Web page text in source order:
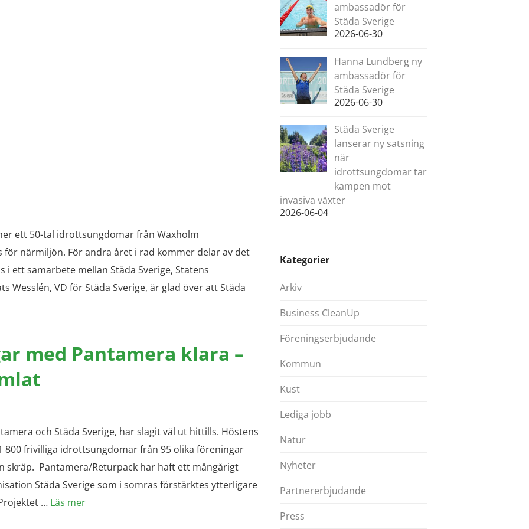
ett 50-tal idrottsungdomar från Waxholm
närmiljön. För andra året i rad kommer delar av det
ett samarbete mellan Städa Sverige, Statens
Wesslén, VD för Städa Sverige, är glad över att Städa
med Pantamera klara –
och Städa Sverige, har slagit väl ut hittills. Höstens
frivilliga idrottsungdomar från 95 olika föreningar
skräp. Pantamera/Returpack har haft ett mångårigt
Städa Sverige som i somras förstärktes ytterligare
… Läs mer
ambassadör för
Städa Sverige
2026-06-30
Hanna Lundberg ny
ambassadör för
Städa Sverige
2026-06-30
Städa Sverige
lanserar ny satsning
när
idrottsungdomar tar
kampen mot
invasiva växter
2026-06-04
Kategorier
Arkiv
Business CleanUp
Föreningserbjudande
Kommun
Kust
Lediga jobb
Natur
Nyheter
Partnererbjudande
Press